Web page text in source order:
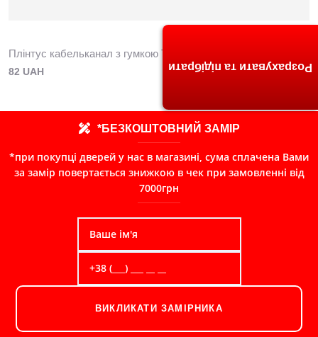
Плінтус кабельканал з гумкою ТИС 2,5м (срібло)
82 UAH
*БЕЗКОШТОВНИЙ ЗАМІР
*при покупці дверей у нас в магазині, сума сплачена Вами
за замір повертається знижкою в чек при замовленні від
7000грн
ВИКЛИКАТИ ЗАМІРНИКА
Розрахувати та підібрати